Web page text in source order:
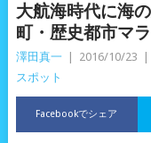
大航海時代に海
町・歴史都市マ
澤田真一 2016/10/23
スポット
Facebookでシェア